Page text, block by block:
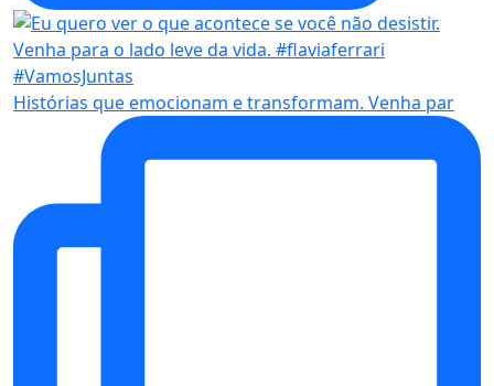
Histórias que emocionam e transformam. Venha par